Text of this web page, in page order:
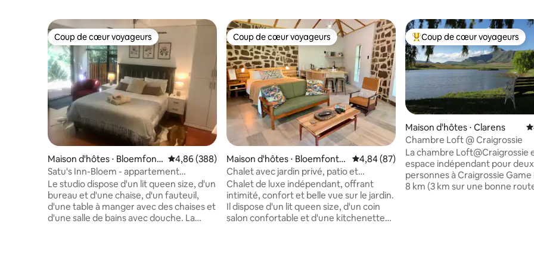
Coup de cœur voyageurs
Coup de cœur voyageurs
Maison d'hôtes ⋅ Bloemfont
ein
Évaluation moyenne sur la base de 388 commentaires : 4,86 sur 5
4,86 (388)
Satu's Inn-Bloem - appartement
indépendant
Le studio dispose d'un lit queen size, d'un
bureau et d'une chaise, d'un fauteuil,
d'une table à manger avec des chaises et
d'une salle de bains avec douche. La
Coup de cœur voyageurs
Coup de cœur voyageurs
Maison d'hôtes ⋅ Bloemfontei
n
Évaluation moyenne sur la base de 87
4,84 (87)
Chalet avec jardin privé, patio et
barbecue
Chalet de luxe indépendant, offrant
intimité, confort et belle vue sur le jardin.
Il dispose d'un lit queen size, d'un coin
salon confortable et d'une kitchenette
Coups de cœur voyageurs les
Coup de cœur voyageurs
Maison d'hôtes ⋅ Clarens
Chambre Loft @ Craigrossie
La chambre Loft@Craigrossie
espace indépendant pour deux
personnes à Craigrossie Game
8 km (3 km sur une bonne